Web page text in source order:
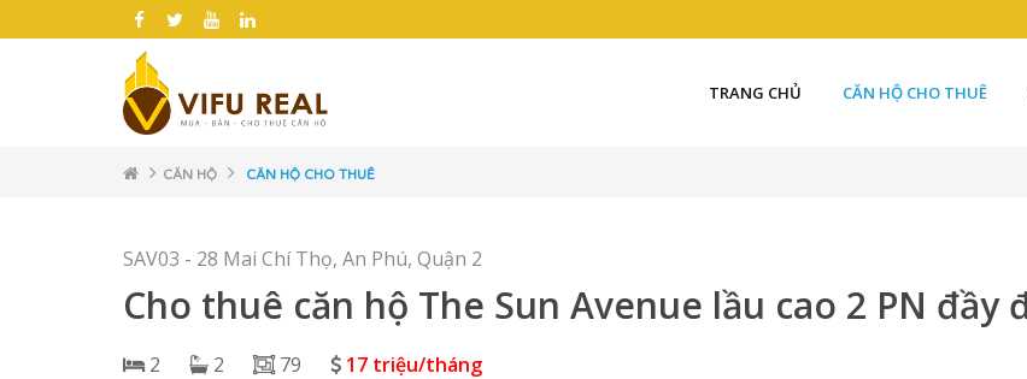
TRANG CHỦ CĂN HỘ CHO THUÊ
CĂN HỘ CĂN HỘ CHO THUÊ
SAV03 - 28 Mai Chí Thọ, An Phú, Quận 2
Cho thuê căn hộ The Sun Avenue lầu cao 2 PN đầy
2 2 79 17 triệu/tháng